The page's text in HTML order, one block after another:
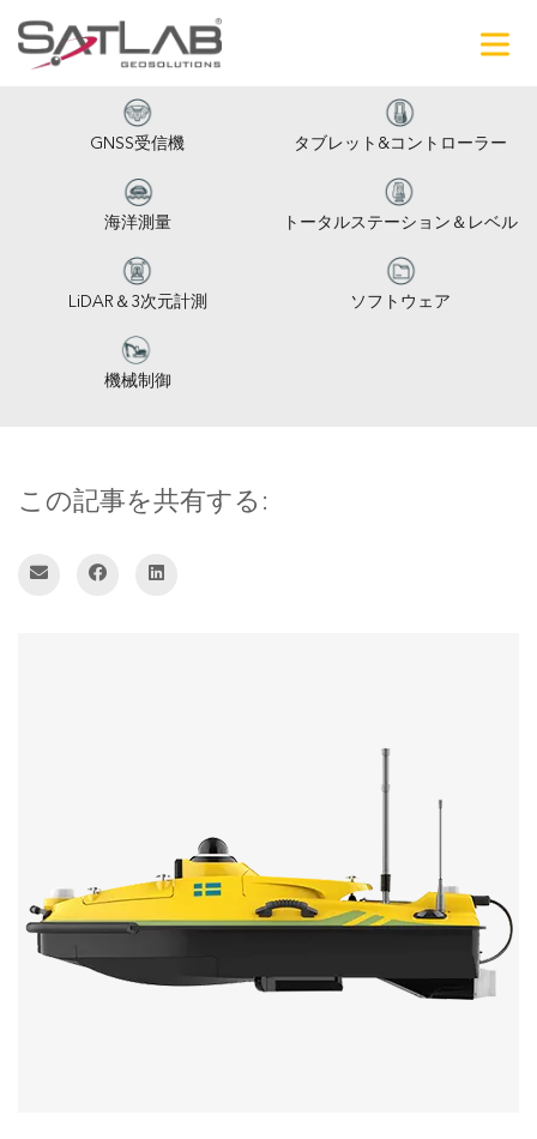
GNSS受信機 タブレット&コントローラー
海洋測量 トータルステーション＆レベル
LiDAR＆3次元計測 ソフトウェア
機械制御
この記事を共有する: